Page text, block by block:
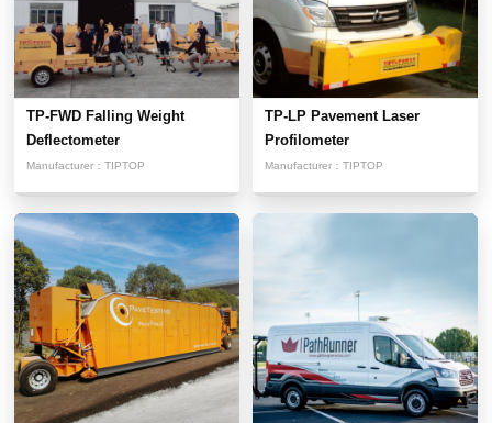
TP-FWD Falling Weight
Deflectometer
Manufacturer： TIPTOP
TP-LP Pavement Laser
Profilometer
Manufacturer： TIPTOP